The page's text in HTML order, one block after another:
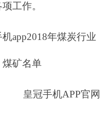
工作。
app2018年煤炭行业
矿名单
皇冠手机APP官网